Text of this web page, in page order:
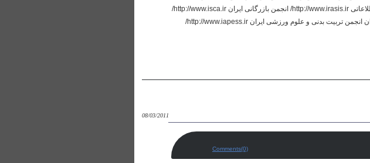
http://www.iaal.ir/ انجمن ایرانی زبان و ادبیات فرانسه انجمن ایرانی مطالعات جامعه اطلاعاتی http://www.irasis.ir/ انجمن بازرگانی ایران http://www.isca.ir/
انجمن برنامه‌ریزی درسی ایران http://www.icda.org.ir/ انجمن پژوهش‌های آموزشی ایران انجمن تربیت بدنی و علوم ورزشی ایران http://www.iapess.ir/
08/03/2011
Comments(0)